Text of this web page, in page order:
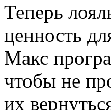
Теперь
ценность
Макс
чтобы не
их